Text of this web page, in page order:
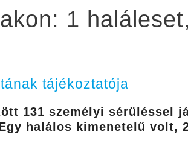
1
tájékoztatója
131 személyi sérüléssel
halálos kimenetelű volt,